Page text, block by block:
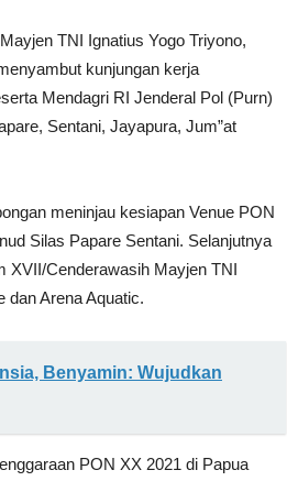
TNI Ignatius Yogo Triyono,
kunjungan kerja
Mendagri RI Jenderal Pol (Purn)
Sentani, Jayapura, Jum”at
meninjau kesiapan Venue PON
Silas Papare Sentani. Selanjutnya
XVII/Cenderawasih Mayjen TNI
dan Arena Aquatic.
Benyamin: Wujudkan
PON XX 2021 di Papua